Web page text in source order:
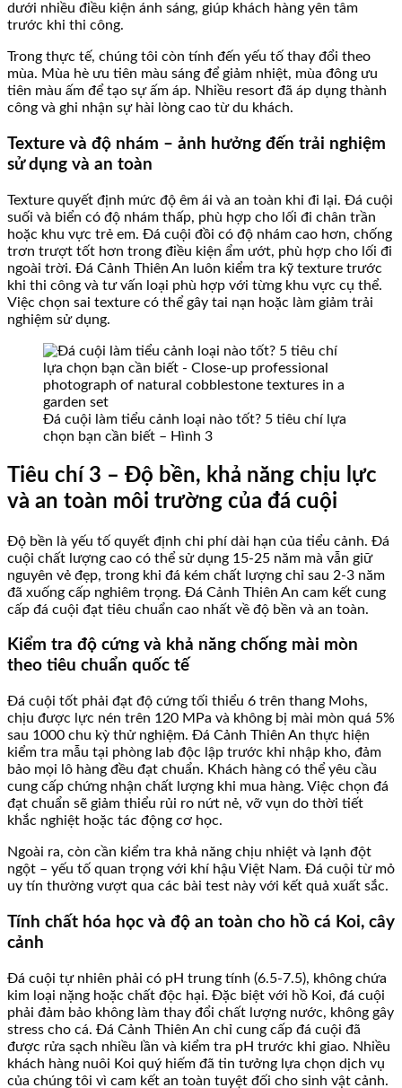
dưới nhiều điều kiện ánh sáng, giúp khách hàng yên tâm
trước khi thi công.
Trong thực tế, chúng tôi còn tính đến yếu tố thay đổi theo
mùa. Mùa hè ưu tiên màu sáng để giảm nhiệt, mùa đông ưu
tiên màu ấm để tạo sự ấm áp. Nhiều resort đã áp dụng thành
công và ghi nhận sự hài lòng cao từ du khách.
Texture và độ nhám – ảnh hưởng đến trải nghiệm
sử dụng và an toàn
Texture quyết định mức độ êm ái và an toàn khi đi lại. Đá cuội
suối và biển có độ nhám thấp, phù hợp cho lối đi chân trần
hoặc khu vực trẻ em. Đá cuội đồi có độ nhám cao hơn, chống
trơn trượt tốt hơn trong điều kiện ẩm ướt, phù hợp cho lối đi
ngoài trời. Đá Cảnh Thiên An luôn kiểm tra kỹ texture trước
khi thi công và tư vấn loại phù hợp với từng khu vực cụ thể.
Việc chọn sai texture có thể gây tai nạn hoặc làm giảm trải
nghiệm sử dụng.
Đá cuội làm tiểu cảnh loại nào tốt? 5 tiêu chí lựa
chọn bạn cần biết – Hình 3
Tiêu chí 3 – Độ bền, khả năng chịu lực
và an toàn môi trường của đá cuội
Độ bền là yếu tố quyết định chi phí dài hạn của tiểu cảnh. Đá
cuội chất lượng cao có thể sử dụng 15-25 năm mà vẫn giữ
nguyên vẻ đẹp, trong khi đá kém chất lượng chỉ sau 2-3 năm
đã xuống cấp nghiêm trọng. Đá Cảnh Thiên An cam kết cung
cấp đá cuội đạt tiêu chuẩn cao nhất về độ bền và an toàn.
Kiểm tra độ cứng và khả năng chống mài mòn
theo tiêu chuẩn quốc tế
Đá cuội tốt phải đạt độ cứng tối thiểu 6 trên thang Mohs,
chịu được lực nén trên 120 MPa và không bị mài mòn quá 5%
sau 1000 chu kỳ thử nghiệm. Đá Cảnh Thiên An thực hiện
kiểm tra mẫu tại phòng lab độc lập trước khi nhập kho, đảm
bảo mọi lô hàng đều đạt chuẩn. Khách hàng có thể yêu cầu
cung cấp chứng nhận chất lượng khi mua hàng. Việc chọn đá
đạt chuẩn sẽ giảm thiểu rủi ro nứt nẻ, vỡ vụn do thời tiết
khắc nghiệt hoặc tác động cơ học.
Ngoài ra, còn cần kiểm tra khả năng chịu nhiệt và lạnh đột
ngột – yếu tố quan trọng với khí hậu Việt Nam. Đá cuội từ mỏ
uy tín thường vượt qua các bài test này với kết quả xuất sắc.
Tính chất hóa học và độ an toàn cho hồ cá Koi, cây
cảnh
Đá cuội tự nhiên phải có pH trung tính (6.5-7.5), không chứa
kim loại nặng hoặc chất độc hại. Đặc biệt với hồ Koi, đá cuội
phải đảm bảo không làm thay đổi chất lượng nước, không gây
stress cho cá. Đá Cảnh Thiên An chỉ cung cấp đá cuội đã
được rửa sạch nhiều lần và kiểm tra pH trước khi giao. Nhiều
khách hàng nuôi Koi quý hiếm đã tin tưởng lựa chọn dịch vụ
của chúng tôi vì cam kết an toàn tuyệt đối cho sinh vật cảnh.